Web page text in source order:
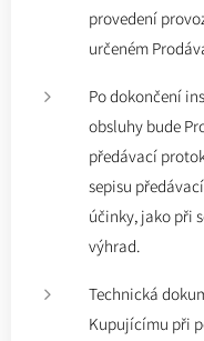
provedení
určeném
Po dokončení
obsluhy bude
předávací
sepisu
účinky, jako při
výhrad.
Technická
Kupujícímu při